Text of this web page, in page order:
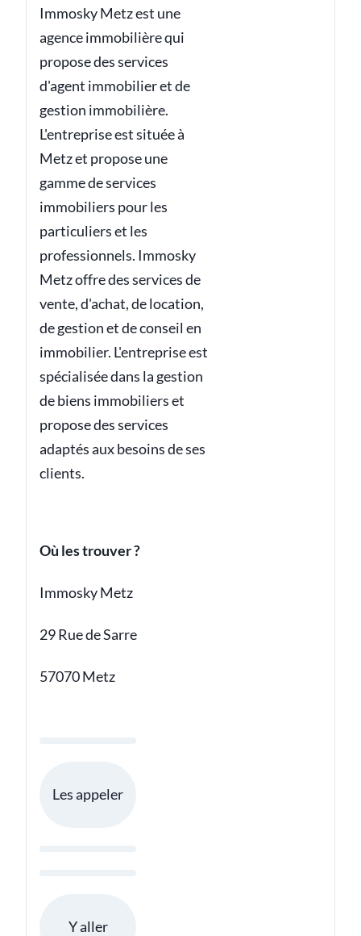
Immosky Metz est une
agence immobilière qui
propose des services
d'agent immobilier et de
gestion immobilière.
L'entreprise est située à
Metz et propose une
gamme de services
immobiliers pour les
particuliers et les
professionnels. Immosky
Metz offre des services de
vente, d'achat, de location,
de gestion et de conseil en
immobilier. L'entreprise est
spécialisée dans la gestion
de biens immobiliers et
propose des services
adaptés aux besoins de ses
clients.
Où les trouver ?
Immosky Metz
29 Rue de Sarre
57070 Metz
Les appeler
Y aller